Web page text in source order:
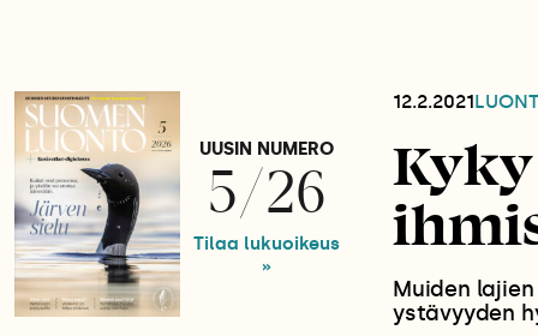
UUSIN NUMERO
5/26
Tilaa lukuoikeus
»
12.2.2021
Muiden
ystävyyden